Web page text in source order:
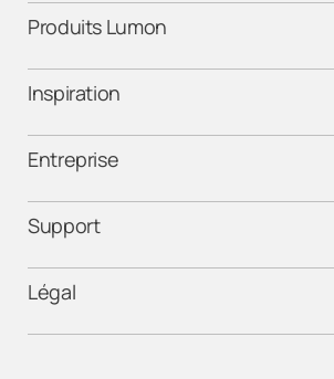
Produits Lumon
Inspiration
Entreprise
Support
Légal